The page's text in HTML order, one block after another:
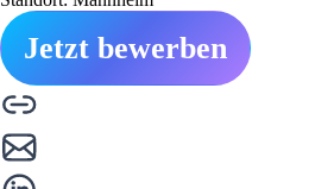
Jetzt bewerben